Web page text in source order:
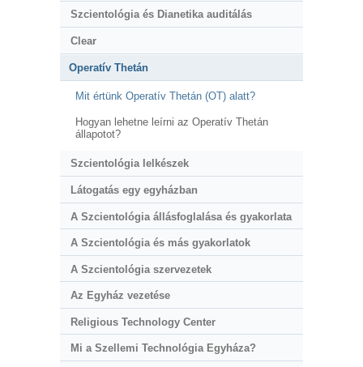
Szcientológia és Dianetika auditálás
Clear
Operatív Thetán
Mit értünk Operatív Thetán (OT) alatt?
Hogyan lehetne leírni az Operatív Thetán
állapotot?
Szcientológia lelkészek
Látogatás egy egyházban
A Szcientológia állásfoglalása és gyakorlata
A Szcientológia és más gyakorlatok
A Szcientológia szervezetek
Az Egyház vezetése
Religious Technology Center
Mi a Szellemi Technológia Egyháza?